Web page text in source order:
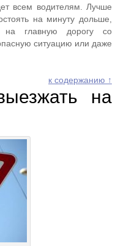
всем водителям. Лучше
на минуту дольше,
на главную дорогу со
ситуацию или даже
к содержанию ↑
на